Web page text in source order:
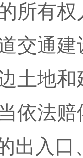
所有
交通
土地
依法赔
出入口